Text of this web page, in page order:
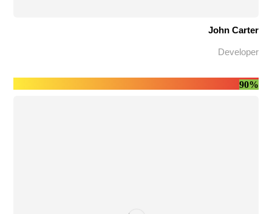
John Carter
Developer
90%